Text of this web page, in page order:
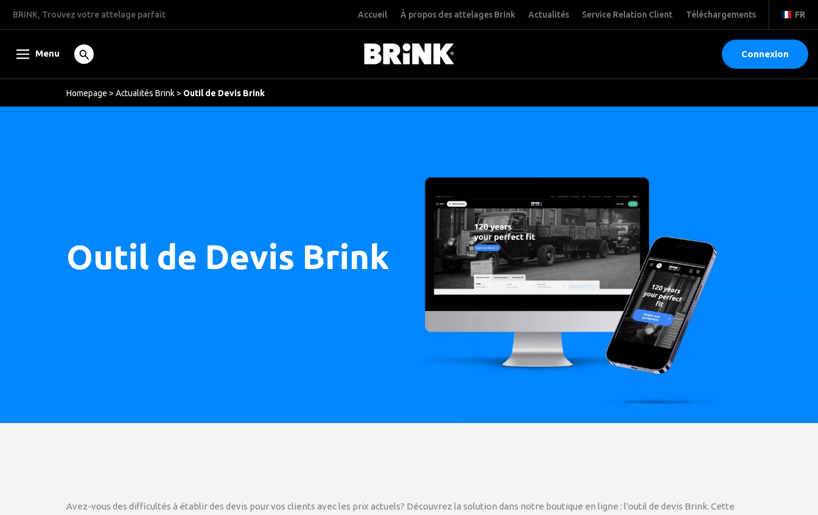
BRINK, Trouvez votre attelage parfait Accueil À propos des attelages Brink Actualités Service Relation Client Téléchargements FR
Menu Connexion
Homepage > Actualités Brink > Outil de Devis Brink
Outil de Devis Brink
Avez-vous des difficultés à établir des devis pour vos clients avec les prix actuels? Découvrez la solution dans notre boutique en ligne : l'outil de devis Brink. Cette